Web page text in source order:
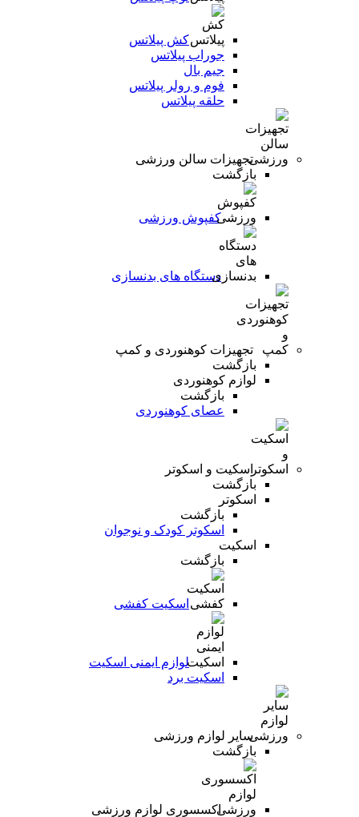
کش پیلاتس
جوراب پیلاتس
جیم بال
فوم و رولر پیلاتس
حلقه پیلاتس
تجهیزات سالن ورزشی
بازگشت
کفپوش ورزشی
دستگاه های بدنسازی
تجهیزات کوهنوردی و کمپ
بازگشت
لوازم کوهنوردی
بازگشت
عصای کوهنوردی
اسکیت و اسکوتر
بازگشت
اسکوتر
بازگشت
اسکوتر کودک و نوجوان
اسکیت
بازگشت
اسکیت کفشی
لوازم ایمنی اسکیت
اسکیت برد
سایر لوازم ورزشی
بازگشت
اکسسوری لوازم ورزشی